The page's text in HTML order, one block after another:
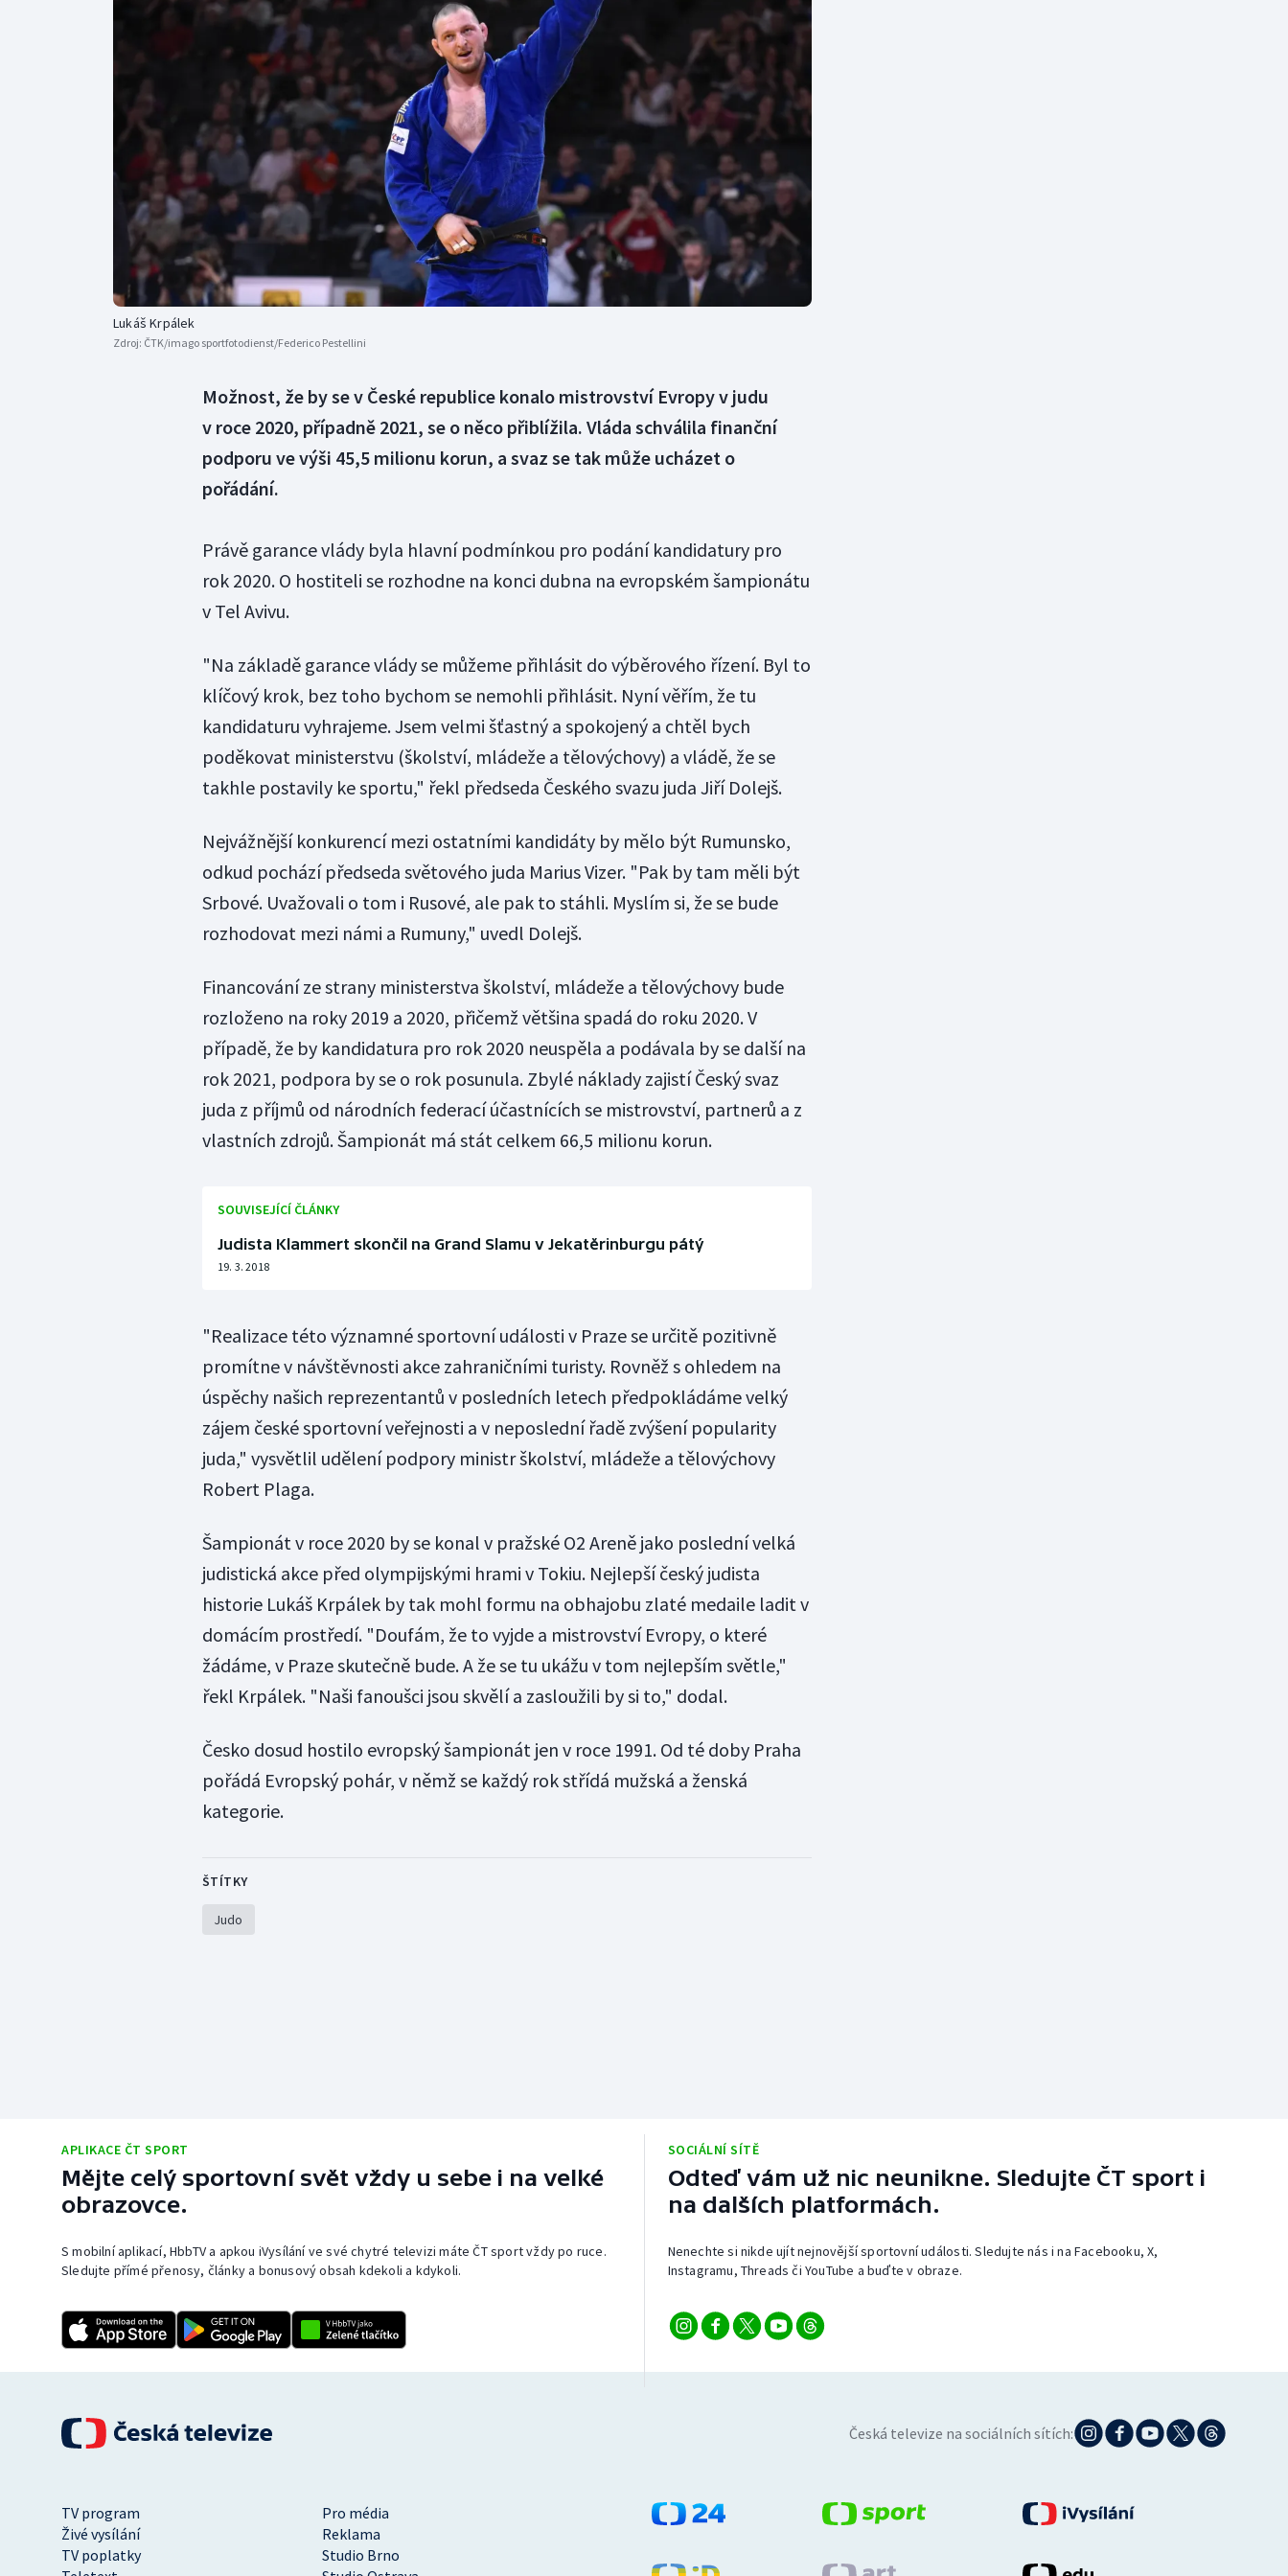
Curling
Dostihy
Florbal
Futsal
Golf
Gymnastika
Moderní pětiboj
Motorsport
Olympijské hry
Parasport
Plavání
Plážový volejbal
Veslování
Vodní slalom
Volejbal
Ostatní
Lukáš Krpálek
Zdroj: ČTK/imago sportfotodienst/Federico Pestellini
Možnost, že by se v České republice konalo mistrovství Evropy v judu
v roce 2020, případně 2021, se o něco přiblížila. Vláda schválila finanční
podporu ve výši 45,5 milionu korun, a svaz se tak může ucházet o
pořádání.
Právě garance vlády byla hlavní podmínkou pro podání kandidatury pro
rok 2020. O hostiteli se rozhodne na konci dubna na evropském šampionátu
v Tel Avivu.
"Na základě garance vlády se můžeme přihlásit do výběrového řízení. Byl to
klíčový krok, bez toho bychom se nemohli přihlásit. Nyní věřím, že tu
kandidaturu vyhrajeme. Jsem velmi šťastný a spokojený a chtěl bych
poděkovat ministerstvu (školství, mládeže a tělovýchovy) a vládě, že se
takhle postavily ke sportu," řekl předseda Českého svazu juda Jiří Dolejš.
Nejvážnější konkurencí mezi ostatními kandidáty by mělo být Rumunsko,
odkud pochází předseda světového juda Marius Vizer. "Pak by tam měli být
Srbové. Uvažovali o tom i Rusové, ale pak to stáhli. Myslím si, že se bude
rozhodovat mezi námi a Rumuny," uvedl Dolejš.
Financování ze strany ministerstva školství, mládeže a tělovýchovy bude
rozloženo na roky 2019 a 2020, přičemž většina spadá do roku 2020. V
případě, že by kandidatura pro rok 2020 neuspěla a podávala by se další na
rok 2021, podpora by se o rok posunula. Zbylé náklady zajistí Český svaz
juda z příjmů od národních federací účastnících se mistrovství, partnerů a z
vlastních zdrojů. Šampionát má stát celkem 66,5 milionu korun.
SOUVISEJÍCÍ ČLÁNKY
Judista Klammert skončil na Grand Slamu v Jekatěrinburgu pátý
19. 3. 2018
"Realizace této významné sportovní události v Praze se určitě pozitivně
promítne v návštěvnosti akce zahraničními turisty. Rovněž s ohledem na
úspěchy našich reprezentantů v posledních letech předpokládáme velký
zájem české sportovní veřejnosti a v neposlední řadě zvýšení popularity
juda," vysvětlil udělení podpory ministr školství, mládeže a tělovýchovy
Robert Plaga.
Šampionát v roce 2020 by se konal v pražské O2 Areně jako poslední velká
judistická akce před olympijskými hrami v Tokiu. Nejlepší český judista
historie Lukáš Krpálek by tak mohl formu na obhajobu zlaté medaile ladit v
domácím prostředí. "Doufám, že to vyjde a mistrovství Evropy, o které
žádáme, v Praze skutečně bude. A že se tu ukážu v tom nejlepším světle,"
řekl Krpálek. "Naši fanoušci jsou skvělí a zasloužili by si to," dodal.
Česko dosud hostilo evropský šampionát jen v roce 1991. Od té doby Praha
pořádá Evropský pohár, v němž se každý rok střídá mužská a ženská
kategorie.
ŠTÍTKY
Judo
APLIKACE ČT SPORT
Mějte celý sportovní svět vždy u sebe i na velké
obrazovce.
S mobilní aplikací, HbbTV a apkou iVysílání ve své chytré televizi máte ČT sport vždy po ruce.
Sledujte přímé přenosy, články a bonusový obsah kdekoli a kdykoli.
SOCIÁLNÍ SÍTĚ
Odteď vám už nic neunikne. Sledujte ČT sport i
na dalších platformách.
Nenechte si nikde ujít nejnovější sportovní události. Sledujte nás i na Facebooku, X,
Instagramu, Threads či YouTube a buďte v obraze.
Česká televize na sociálních sítích:
TV program
Pro média
Živé vysílání
Reklama
TV poplatky
Studio Brno